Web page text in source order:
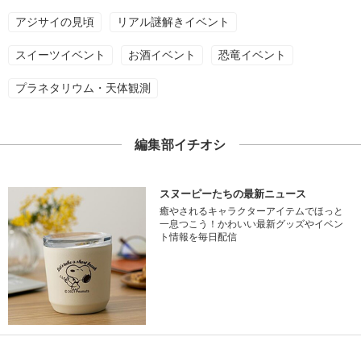
アジサイの見頃 リアル謎解きイベント
スイーツイベント お酒イベント 恐竜イベント
プラネタリウム・天体観測
編集部イチオシ
スヌーピーたちの最新ニュース
癒やされるキャラクターアイテムでほっと
一息つこう！かわいい最新グッズやイベン
ト情報を毎日配信